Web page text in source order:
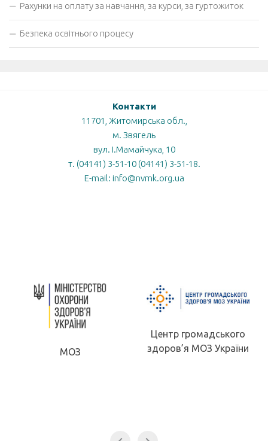
Рахунки на оплату за навчання, за курси, за гуртожиток
Безпека освітнього процесу
Контакти
11701, Житомирська обл.,
м. Звягель
вул. І.Мамайчука, 10
т. (04141) 3-51-10 (04141) 3-51-18.
E-mail: info@nvmk.org.ua
МОЗ
Центр громадського
здоров’я МОЗ України